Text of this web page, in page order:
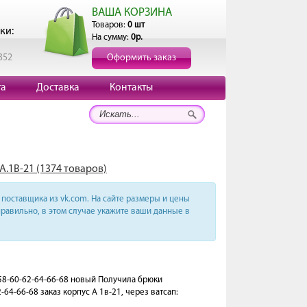
ВАША КОРЗИНА
Товаров: 0 шт
На сумму: 0р.
Оформить заказ
Доставка Контакты
21 (1374 товаров)
из vk.com. На сайте размеры и цены
в этом случае укажите ваши данные в
60-62-64-66-68 новый Получила брюки
66-68 заказ корпус А 1в-21, через ватсап: